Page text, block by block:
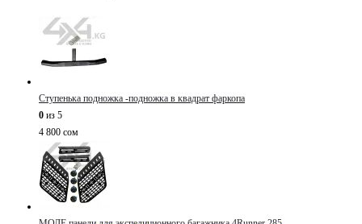
Ступенька подножка -подножка в квадрат фаркопа
0 из 5
4 800 сом